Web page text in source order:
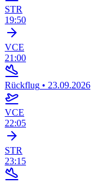
STR
19:50
VCE
21:00
Rückflug • 23.09.2026
VCE
22:05
STR
23:15